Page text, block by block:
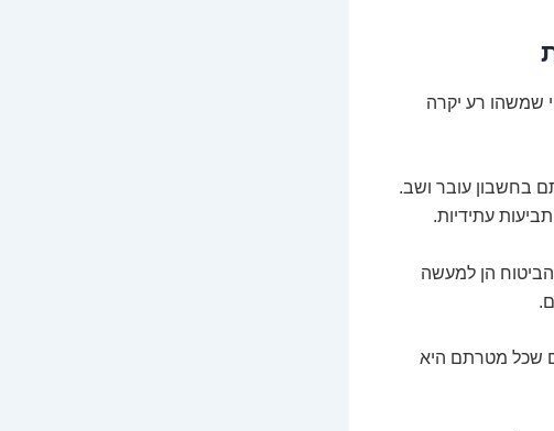
שמשהו רע יקרה
בחשבון עובר ושב.
עתידיות.
הן למעשה
שכל מטרתם היא